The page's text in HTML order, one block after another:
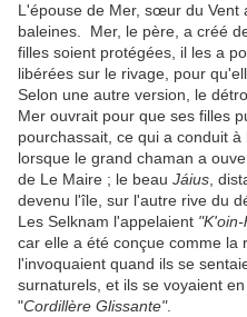
L'épouse de Mer, sœur du Vent
baleines. Mer, le père, a créé
filles soient protégées, il les a
libérées sur le rivage, pour
Selon une autre version, le
Mer ouvrait pour que ses filles
pourchassait, ce qui a conduit
lorsque le grand chaman a
de Le Maire ; le beau Jáius ,
devenu l'île, sur l'autre rive du
Les Selknam l'appelaient
car elle a été conçue comme la
l'invoquaient quand ils se
surnaturels, et ils se voyaient
"Cordillère Glissante".